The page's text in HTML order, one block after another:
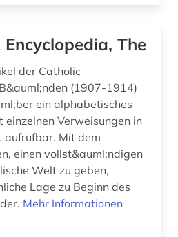
weltanschauung (1)
The
der Catholic
(1907-1914)
ein alphabetisches
Verweisungen in
aufrufbar. Mit dem
einen vollst&auml;ndigen
Welt zu geben,
Lage zu Beginn des
Mehr Informationen